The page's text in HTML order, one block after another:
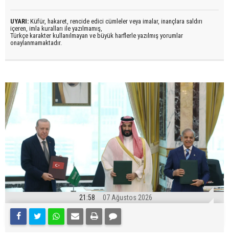
UYARI: Küfür, hakaret, rencide edici cümleler veya imalar, inançlara saldırı
içeren, imla kuralları ile yazılmamış,
Türkçe karakter kullanılmayan ve büyük harflerle yazılmış yorumlar
onaylanmamaktadır.
21:58 07 Ağustos 2026